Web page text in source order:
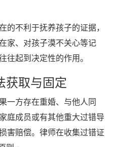
的不利于抚养孩子的证据，
家、对孩子漠不关心等记
往起到决定性的作用。
获取与固定
一方存在重婚、与他人同
庭成员或有其他重大过错导
害赔偿。律师在收集过错证